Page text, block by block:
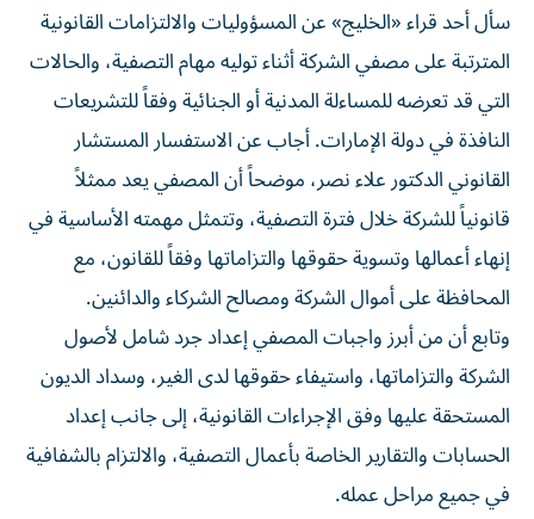
سأل أحد قراء «الخليج» عن المسؤوليات والالتزامات القانونية
المترتبة على مصفي الشركة أثناء توليه مهام التصفية، والحالات
التي قد تعرضه للمساءلة المدنية أو الجنائية وفقاً للتشريعات
النافذة في دولة الإمارات. أجاب عن الاستفسار المستشار
القانوني الدكتور علاء نصر، موضحاً أن المصفي يعد ممثلاً
قانونياً للشركة خلال فترة التصفية، وتتمثل مهمته الأساسية في
إنهاء أعمالها وتسوية حقوقها والتزاماتها وفقاً للقانون، مع
المحافظة على أموال الشركة ومصالح الشركاء والدائنين.
وتابع أن من أبرز واجبات المصفي إعداد جرد شامل لأصول
الشركة والتزاماتها، واستيفاء حقوقها لدى الغير، وسداد الديون
المستحقة عليها وفق الإجراءات القانونية، إلى جانب إعداد
الحسابات والتقارير الخاصة بأعمال التصفية، والالتزام بالشفافية
في جميع مراحل عمله.